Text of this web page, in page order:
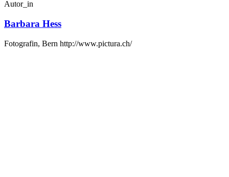
Autor_in
Barbara Hess
Fotografin, Bern http://www.pictura.ch/